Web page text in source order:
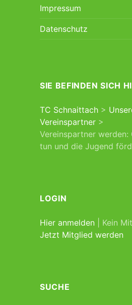
Impressum
Datenschutz
SIE BEFINDEN SICH
TC Schnaittach >
Vereinspartner >
Vereinspartner werden:
tun und die Jugend
LOGIN
Hier anmelden | Kein
Jetzt Mitglied werden
SUCHE